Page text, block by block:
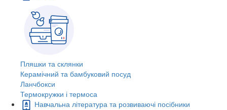
Пляшки та склянки
Керамічний та бамбуковий посуд
Ланчбокси
Термокружки і термоса
Навчальна література та розвиваючі посібники